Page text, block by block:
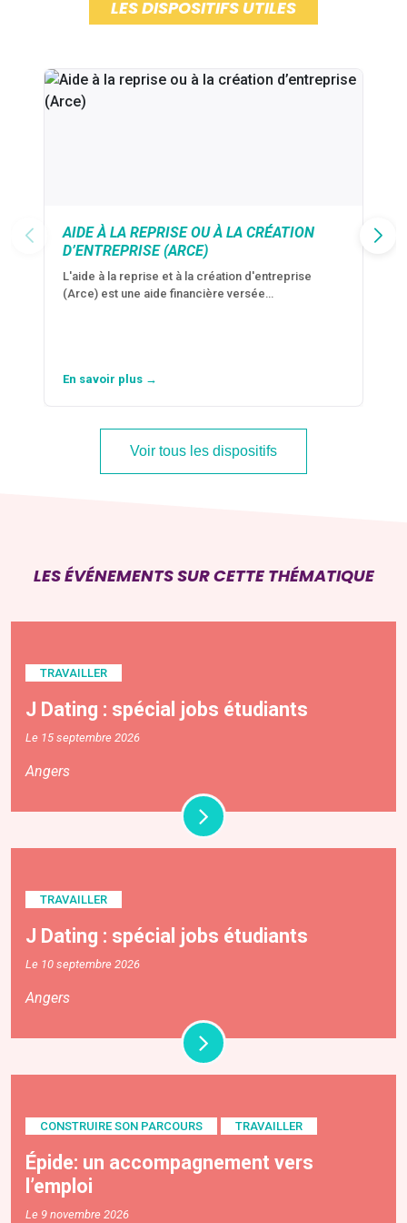
LES DISPOSITIFS UTILES
AIDE À LA REPRISE OU À LA CRÉATION
D’ENTREPRISE (ARCE)
L'aide à la reprise et à la création d'entreprise
(Arce) est une aide financière versée…
En savoir plus →
Voir tous les dispositifs
LES ÉVÉNEMENTS SUR CETTE THÉMATIQUE
TRAVAILLER
J Dating : spécial jobs étudiants
Le 15 septembre 2026
Angers
TRAVAILLER
J Dating : spécial jobs étudiants
Le 10 septembre 2026
Angers
CONSTRUIRE SON PARCOURS TRAVAILLER
Épide: un accompagnement vers
l’emploi
Le 9 novembre 2026